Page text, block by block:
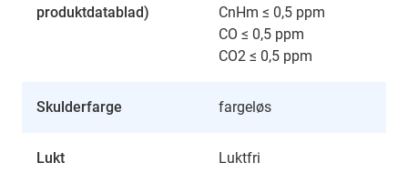
produktdatablad)
CnHm ≤ 0,5 ppm
CO ≤ 0,5 ppm
CO2 ≤ 0,5 ppm
Skulderfarge fargeløs
Lukt Luktfri